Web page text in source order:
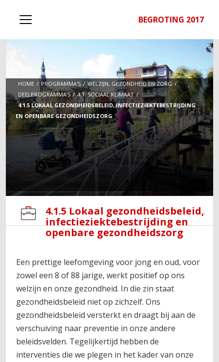
BEGROTING 2017
HOME PROGRAMMA'S
WELZIJN, GEZONDHEID EN ZORG
DEELPROGRAMMA'S
4.1: SOCIAAL KLIMAAT
4.1.5 LOKAAL GEZONDHEIDSBELEID, INFECTIEZIEKTEBESTRIJDING
EN OPENBARE GEZONDHEIDSZORG
4.1.5 Lokaal gezondheidsbeleid,
infectieziektebestrijding en
openbare gezondheidszorg
Een prettige leefomgeving voor jong en oud, voor
zowel een 8 of 88 jarige, werkt positief op ons
welzijn en onze gezondheid. In die zin staat
gezondheidsbeleid niet op zichzelf. Ons
gezondheidsbeleid versterkt en draagt bij aan de
verschuiving naar preventie in onze andere
beleidsvelden. Tegelijkertijd hebben de
interventies die we plegen in het kader van onze